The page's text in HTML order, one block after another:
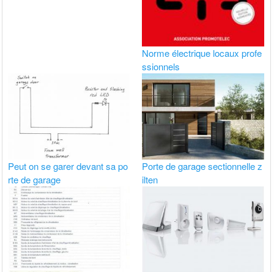
Norme électrique locaux profe
ssionnels
Peut on se garer devant sa po
rte de garage
Porte de garage sectionnelle z
ilten